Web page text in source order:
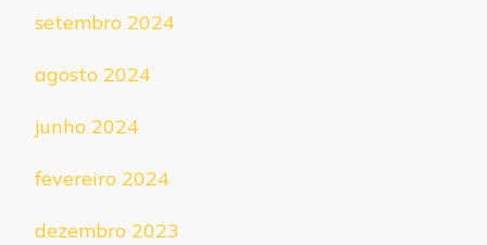
setembro 2024
agosto 2024
junho 2024
fevereiro 2024
dezembro 2023